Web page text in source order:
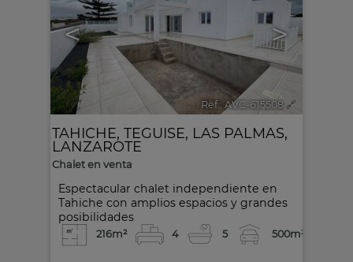
< >
Ref.. AVC-615508 🔗
Espectacular chalet independiente en
Tahiche con amplios espacios y grandes
posibilidades
TAHICHE, TEGUISE, LAS PALMAS,
LANZAROTE
Chalet en venta
216m² 4 5 500m²